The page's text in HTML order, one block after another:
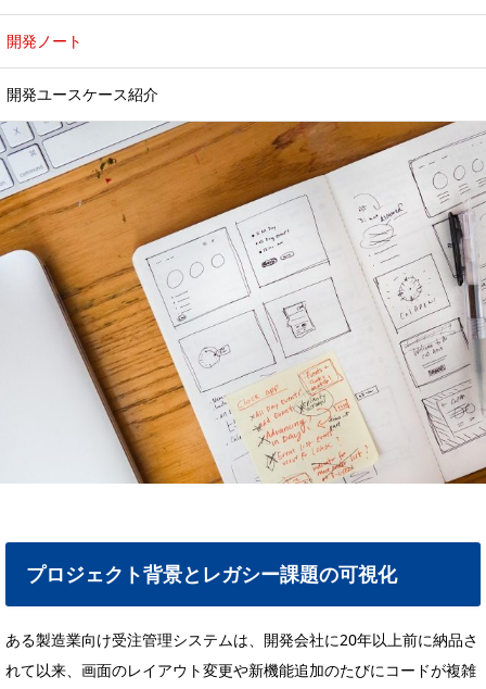
開発ノート
開発ユースケース紹介
プロジェクト背景とレガシー課題の可視化
ある製造業向け受注管理システムは、開発会社に20年以上前に納品さ
れて以来、画面のレイアウト変更や新機能追加のたびにコードが複雑